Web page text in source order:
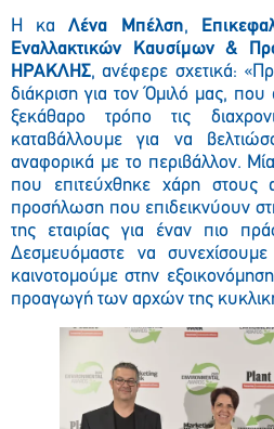
Η καΛένα Μπέλση,
Εναλλακτικών Καυσίμων &
ΗΡΑΚΛΗΣ, ανέφερε σχετικά:
διάκριση για τον Όμιλό μας, που
ξεκάθαρο τρόπο τις
καταβάλλουμε για να
αναφορικά με το περιβάλλον.
που επιτεύχθηκε χάρη
προσήλωση που επιδεικνύουν
της εταιρίας για έναν πιο
Δεσμευόμαστε να
καινοτομούμε στην
προαγωγή των αρχών της